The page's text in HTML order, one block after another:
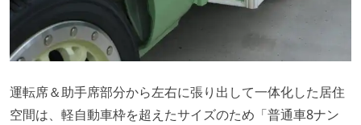
運転席＆助手席部分から左右に張り出して一体化した居住
空間は、軽自動車枠を超えたサイズのため「普通車8ナン